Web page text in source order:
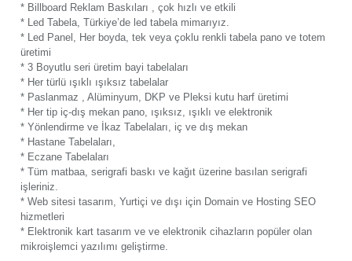
* Billboard Reklam Baskıları , çok hızlı ve etkili
* Led Tabela, Türkiye’de led tabela mimarıyız.
* Led Panel, Her boyda, tek veya çoklu renkli tabela pano ve totem
üretimi
* 3 Boyutlu seri üretim bayi tabelaları
* Her türlü ışıklı ışıksız tabelalar
* Paslanmaz , Alüminyum, DKP ve Pleksi kutu harf üretimi
* Her tip iç-dış mekan pano, ışıksız, ışıklı ve elektronik
* Yönlendirme ve İkaz Tabelaları, iç ve dış mekan
* Hastane Tabelaları,
* Eczane Tabelaları
* Tüm matbaa, serigrafi baskı ve kağıt üzerine basılan serigrafi
işleriniz.
* Web sitesi tasarım, Yurtiçi ve dışı için Domain ve Hosting SEO
hizmetleri
* Elektronik kart tasarım ve ve elektronik cihazların popüler olan
mikroişlemci yazılımı geliştirme.